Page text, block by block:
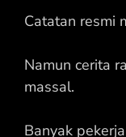
Catatan resmi
Namun cerita
massal.
Banyak